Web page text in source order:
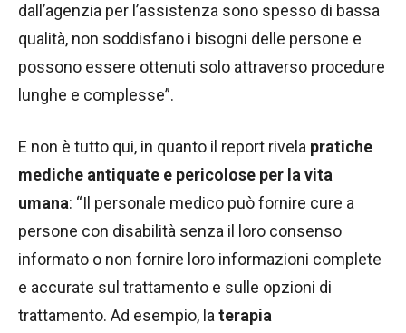
dall’agenzia per l’assistenza sono spesso di bassa
qualità, non soddisfano i bisogni delle persone e
possono essere ottenuti solo attraverso procedure
lunghe e complesse”.
E non è tutto qui, in quanto il report rivela pratiche
mediche antiquate e pericolose per la vita
umana: “Il personale medico può fornire cure a
persone con disabilità senza il loro consenso
informato o non fornire loro informazioni complete
e accurate sul trattamento e sulle opzioni di
trattamento. Ad esempio, laterapia